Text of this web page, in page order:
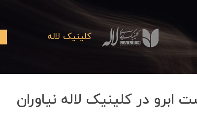
کلینیک لاله
ابرو در کلینیک لاله نیاوران